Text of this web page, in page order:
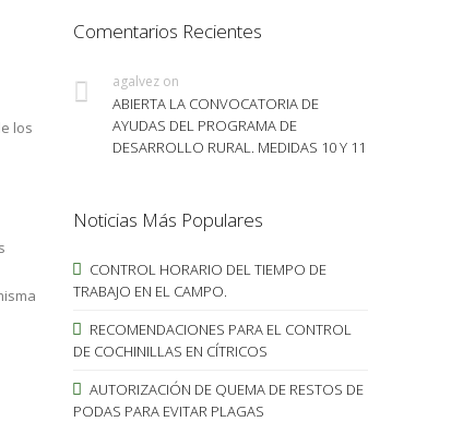
los
Comentarios Recientes
agalvezon
ABIERTA LA CONVOCATORIA DE
AYUDAS DEL PROGRAMA DE
DESARROLLO RURAL. MEDIDAS 10 Y 11
Noticias Más Populares
CONTROL HORARIO DEL TIEMPO DE
TRABAJO EN EL CAMPO.
RECOMENDACIONES PARA EL CONTROL
DE COCHINILLAS EN CÍTRICOS
AUTORIZACIÓN DE QUEMA DE RESTOS DE
PODAS PARA EVITAR PLAGAS